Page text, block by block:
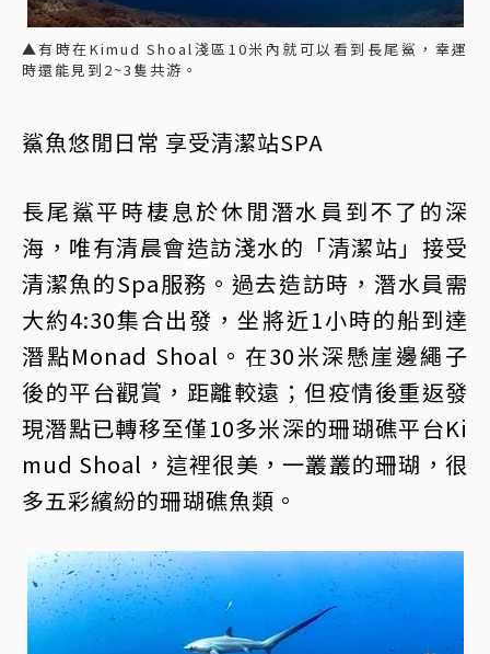
▲有時在Kimud Shoal淺區10米內就可以看到長尾鯊，幸運
時還能見到2~3隻共游。
鯊魚悠閒日常 享受清潔站SPA
長尾鯊平時棲息於休閒潛水員到不了的深
海，唯有清晨會造訪淺水的「清潔站」接受
清潔魚的Spa服務。過去造訪時，潛水員需
大約4:30集合出發，坐將近1小時的船到達
潛點Monad Shoal。在30米深懸崖邊繩子
後的平台觀賞，距離較遠；但疫情後重返發
現潛點已轉移至僅10多米深的珊瑚礁平台Ki
mud Shoal，這裡很美，一叢叢的珊瑚，很
多五彩繽紛的珊瑚礁魚類。